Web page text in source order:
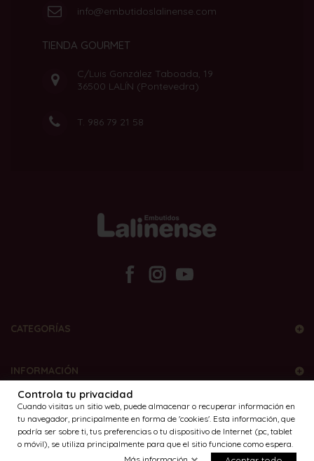
info@embutidoslalinense.com
TIENDA GOURMET
C/Luis González Taboada, 19
36500 LALÍN (Pontevedra)
T. 986 79 21 58
CATEGORÍAS
INFORMACIÓN
MÉTODOS DE PAGO
Controla tu privacidad
Cuando visitas un sitio web, puede almacenar o recuperar información en
tu navegador, principalmente en forma de 'cookies'. Esta información, que
podría ser sobre ti, tus preferencias o tu dispositivo de Internet (pc, tablet
o móvil), se utiliza principalmente para que el sitio funcione como espera.